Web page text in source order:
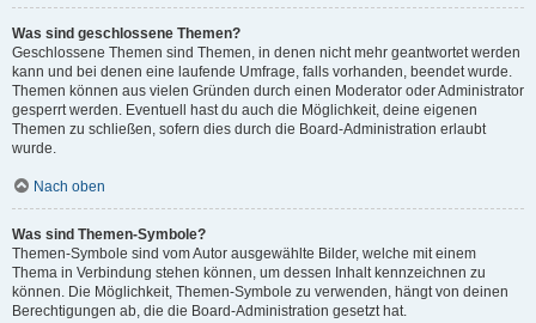
Was sind geschlossene Themen?
Geschlossene Themen sind Themen, in denen nicht mehr geantwortet werden
kann und bei denen eine laufende Umfrage, falls vorhanden, beendet wurde.
Themen können aus vielen Gründen durch einen Moderator oder Administrator
gesperrt werden. Eventuell hast du auch die Möglichkeit, deine eigenen
Themen zu schließen, sofern dies durch die Board-Administration erlaubt
wurde.
Nach oben
Was sind Themen-Symbole?
Themen-Symbole sind vom Autor ausgewählte Bilder, welche mit einem
Thema in Verbindung stehen können, um dessen Inhalt kennzeichnen zu
können. Die Möglichkeit, Themen-Symbole zu verwenden, hängt von deinen
Berechtigungen ab, die die Board-Administration gesetzt hat.